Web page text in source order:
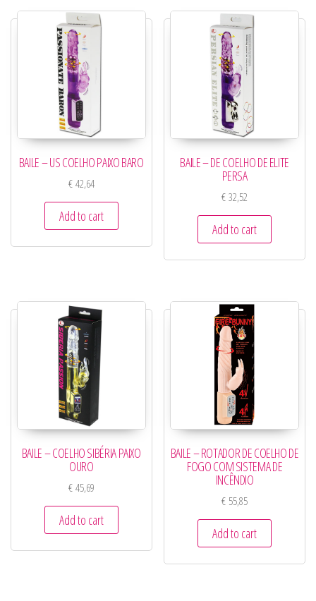
BAILE – US COELHO PAIXO BARO
€42,64
Add to cart
BAILE – DE COELHO DE ELITE
PERSA
€32,52
Add to cart
BAILE – COELHO SIBÉRIA PAIXO
OURO
€45,69
Add to cart
BAILE – ROTADOR DE COELHO DE
FOGO COM SISTEMA DE
INCÊNDIO
€ 55,85
Add to cart